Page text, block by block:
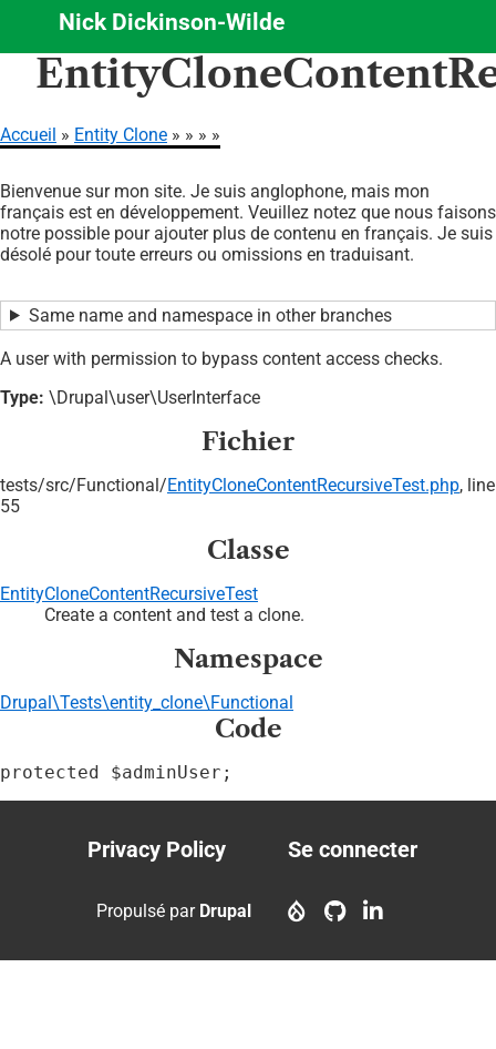
Aller
principal
Nick Dickinson-Wilde
d'Ariane
Accueil Entity Clone
Bienvenue sur mon site. Je suis anglophone, mais mon
français est en développement. Veuillez notez que nous faisons
notre possible pour ajouter plus de contenu en français. Je suis
désolé pour toute erreurs ou omissions en traduisant.
Same name and namespace in other branches
A user with permission to bypass content access checks.
Type: \Drupal\user\UserInterface
Fichier
tests/src/Functional/EntityCloneContentRecursiveTest.php, line
55
Classe
EntityCloneContentRecursiveTest
Create a content and test a clone.
Namespace
Drupal\Tests\entity_clone\Functional
Code
protected $adminUser;
Footer
menu
Privacy Policy
account
Se connecter
Propulsé par Drupal